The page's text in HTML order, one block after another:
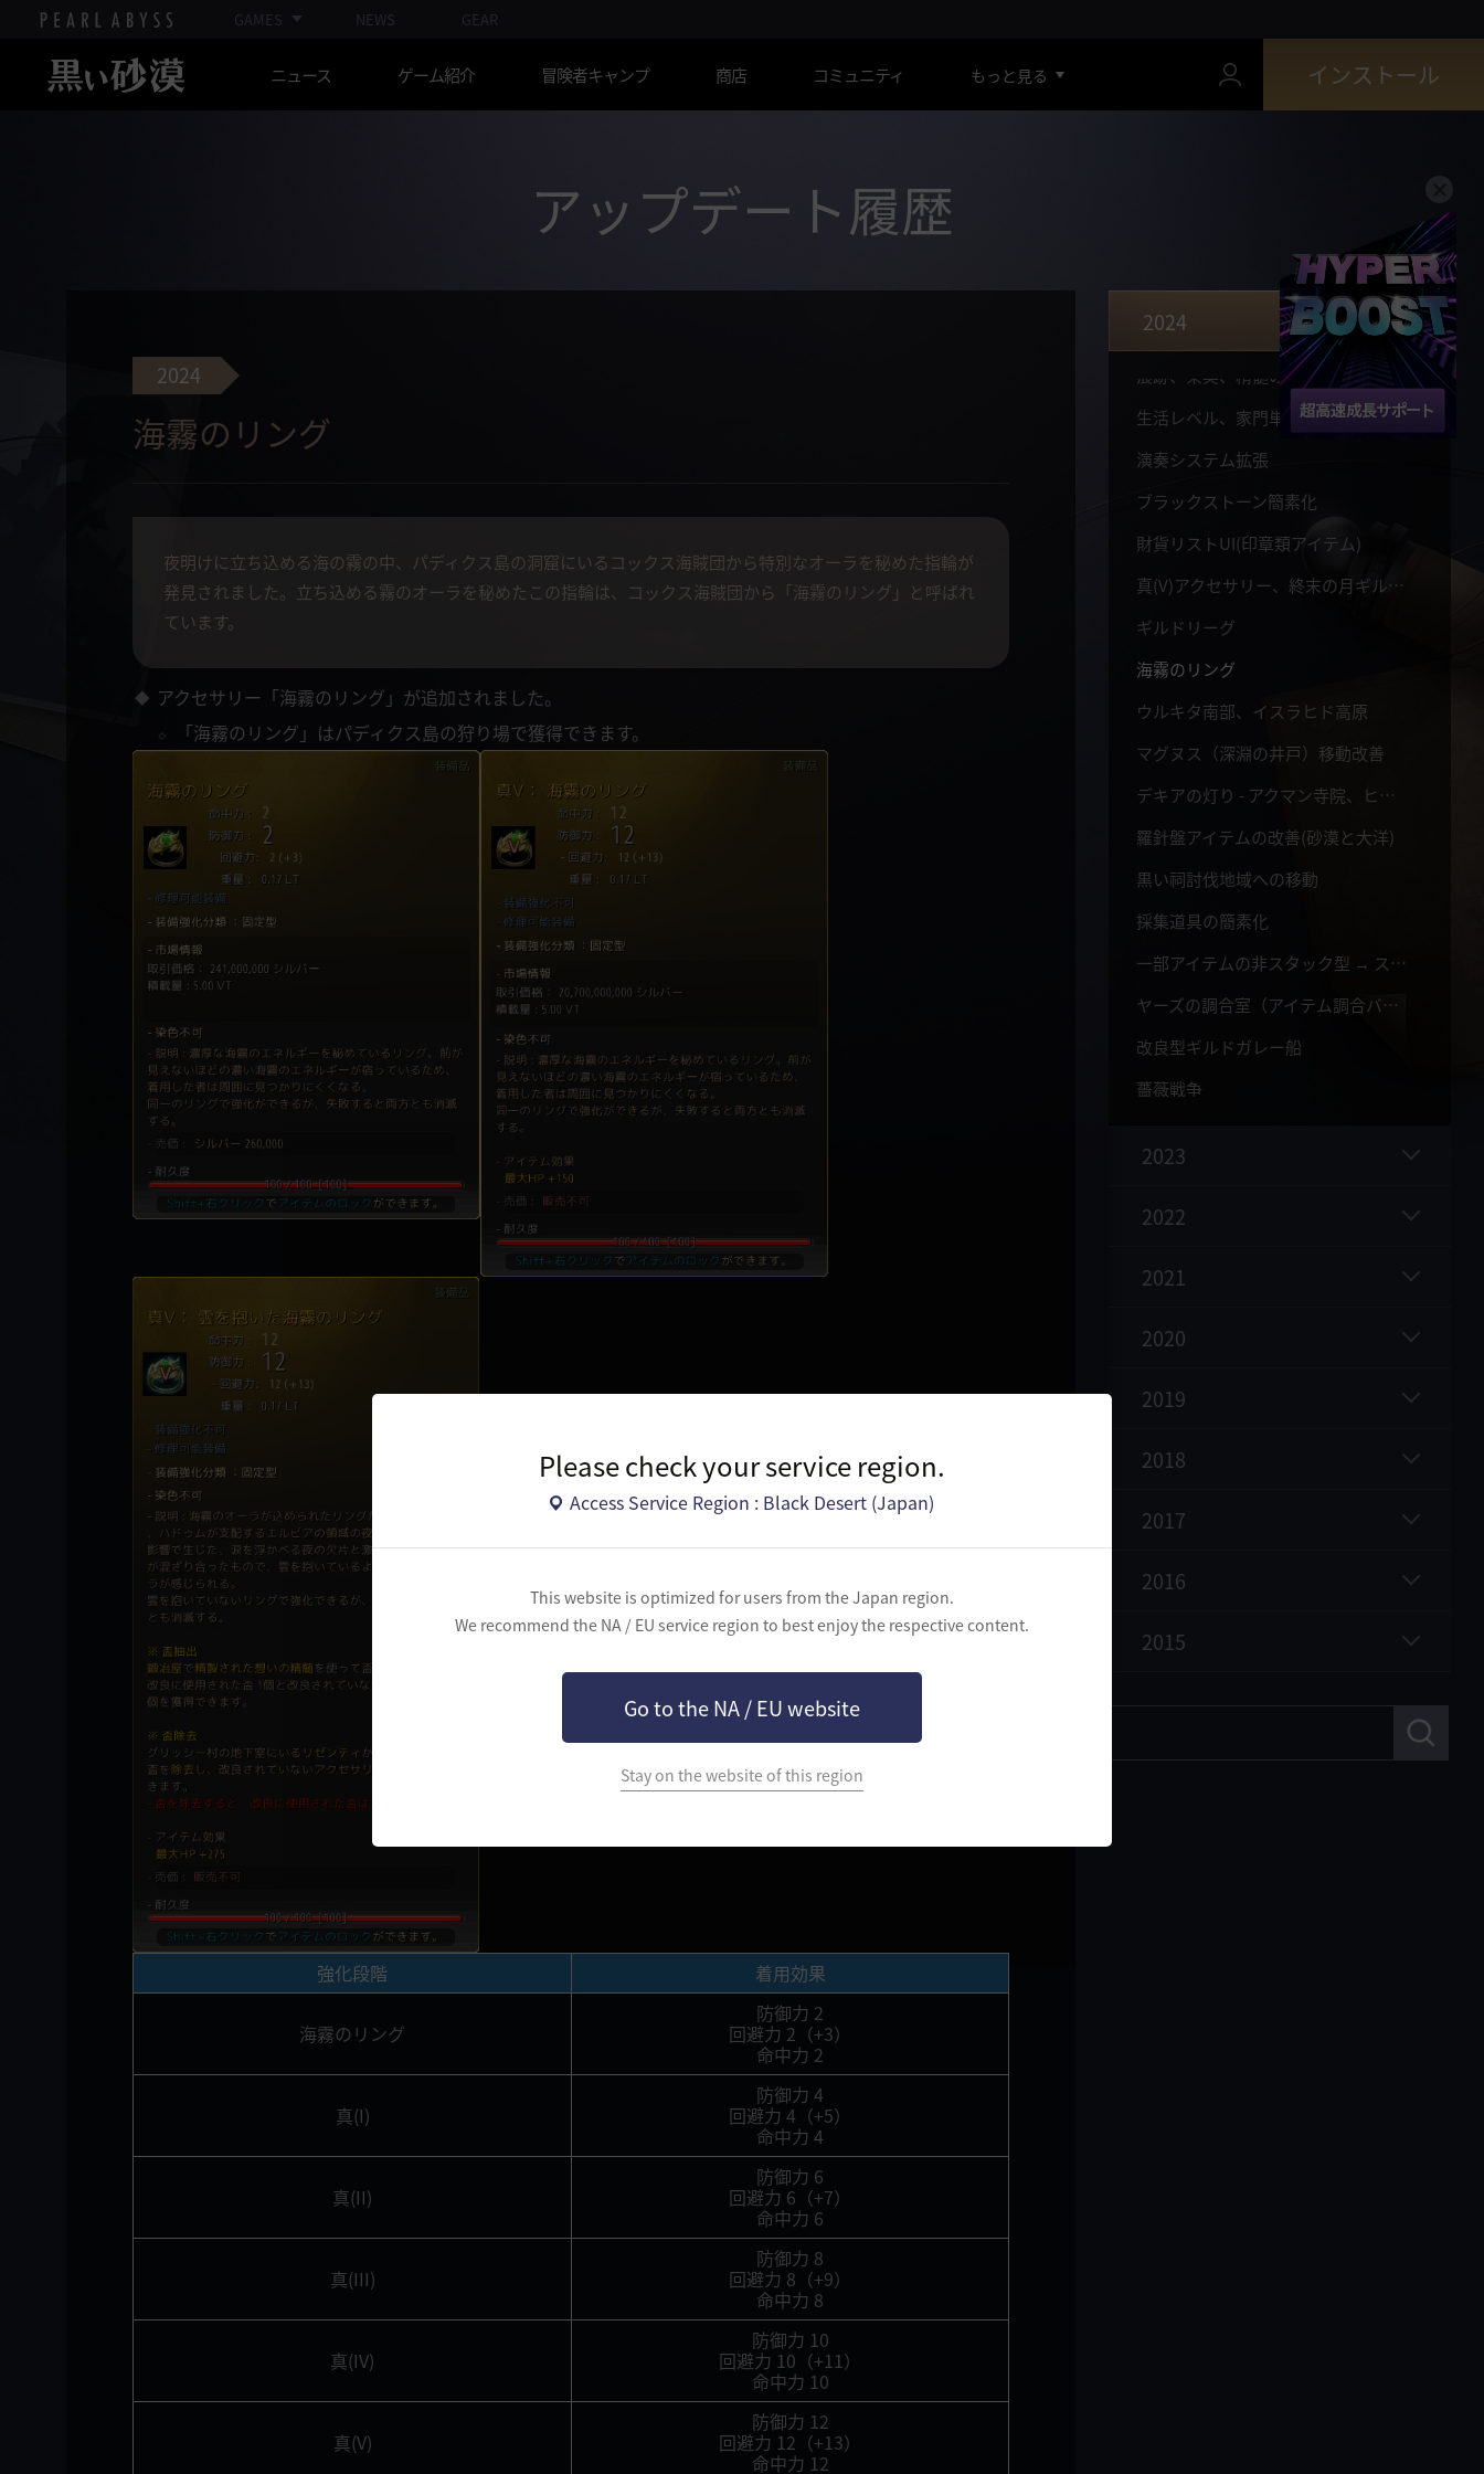
GAMES NEWS GEAR
Please check your service region.
Access Service Region : Black Desert (Japan)
This website is optimized for users from the Japan region.
We recommend the NA / EU service region to best enjoy the respective content.
Go to the NA / EU website
Stay on the website of this region
ニュース ゲーム紹介 冒険者キャンプ 商店 コミュニティ もっと見る インストール
アップデート履歴
2024
海霧のリング
夜明けに立ち込める海の霧の中、パディクス島の洞窟にいるコックス海賊団から特別なオーラを秘めた指輪が
発見されました。立ち込める霧のオーラを秘めたこの指輪は、コックス海賊団から「海霧のリング」と呼ばれ
ています。
アクセサリー「海霧のリング」が追加されました。
「海霧のリング」はパディクス島の狩り場で獲得できます。
強化段階 着用効果
海霧のリング
防御力 2
回避力 2（+3）
命中力 2
真(I)
防御力 4
回避力 4（+5）
命中力 4
真(II)
防御力 6
回避力 6（+7）
命中力 6
真(III)
防御力 8
回避力 8（+9）
命中力 8
真(IV)
防御力 10
回避力 10（+11）
命中力 10
真(V)
防御力 12
回避力 12（+13）
命中力 12
2024
生活服およびアクセサリー、クロン石使用
採集・釣り道具、家門単位統合
拠点戦改編
古代のアンビル
痕跡、果実、精髄の簡素化
生活レベル、家門単位統合
演奏システム拡張
ブラックストーン簡素化
財貨リストUI(印章類アイテム)
真(V)アクセサリー、終末の月ギルドの支援
ギルドリーグ
海霧のリング
ウルキタ南部、イスラヒド高原
マグヌス（深淵の井戸）移動改善
デキアの灯り - アクマン寺院、ヒストリア廃墟
羅針盤アイテムの改善(砂漠と大洋)
黒い祠討伐地域への移動
採集道具の簡素化
一部アイテムの非スタック型 → スタック型への改善
ヤーズの調合室（アイテム調合バッグ）
改良型ギルドガレー船
薔薇戦争
2023
2022
2021
2020
2019
2018
2017
2016
2015
検